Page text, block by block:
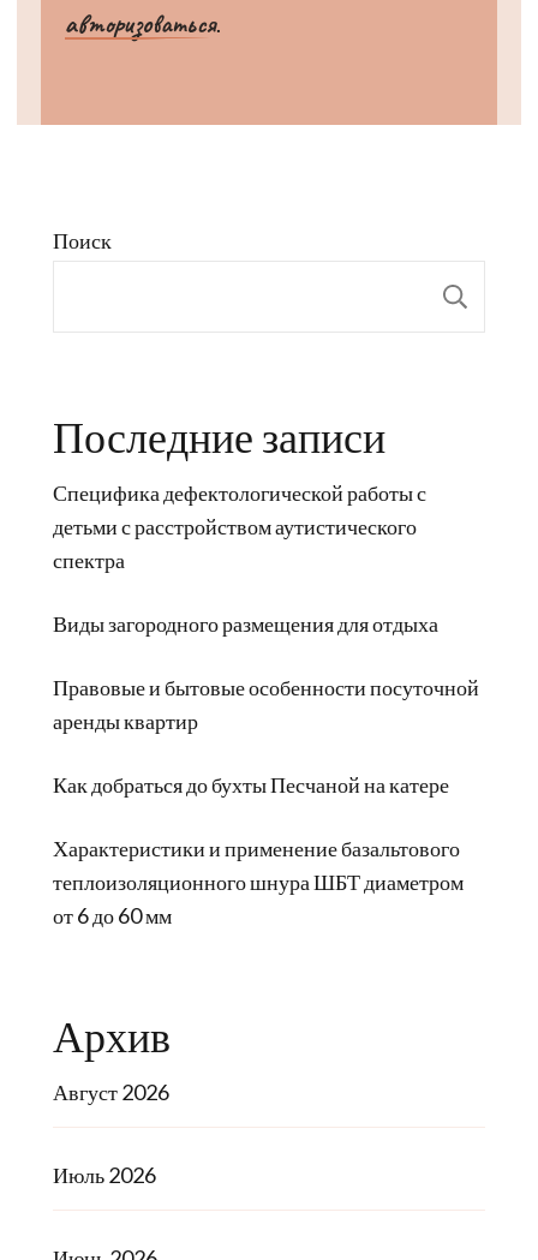
авторизоваться.
Поиск
Последние записи
Специфика дефектологической работы с
детьми с расстройством аутистического
спектра
Виды загородного размещения для отдыха
Правовые и бытовые особенности посуточной
аренды квартир
Как добраться до бухты Песчаной на катере
Характеристики и применение базальтового
теплоизоляционного шнура ШБТ диаметром
от 6 до 60 мм
Архив
Август 2026
Июль 2026